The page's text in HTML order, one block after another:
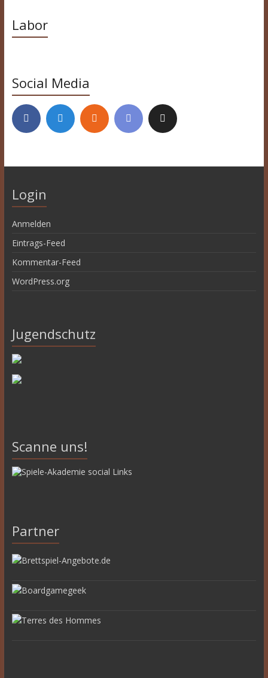
Labor
Social Media
Login
Anmelden
Eintrags-Feed
Kommentar-Feed
WordPress.org
Jugendschutz
Scanne uns!
Partner